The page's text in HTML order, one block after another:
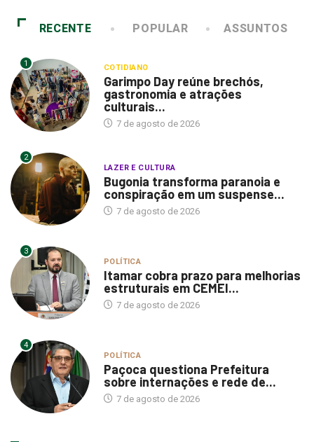
RECENTE POPULAR ASSUNTOS
1 COTIDIANO
Garimpo Day reúne brechós,
gastronomia e atrações
culturais...
7 de agosto de 2026
2
LAZER E CULTURA
Bugonia transforma paranoia e
conspiração em um suspense...
7 de agosto de 2026
3
POLÍTICA
Itamar cobra prazo para melhorias
estruturais em CEMEI...
7 de agosto de 2026
4
POLÍTICA
Paçoca questiona Prefeitura
sobre internações e rede de...
7 de agosto de 2026